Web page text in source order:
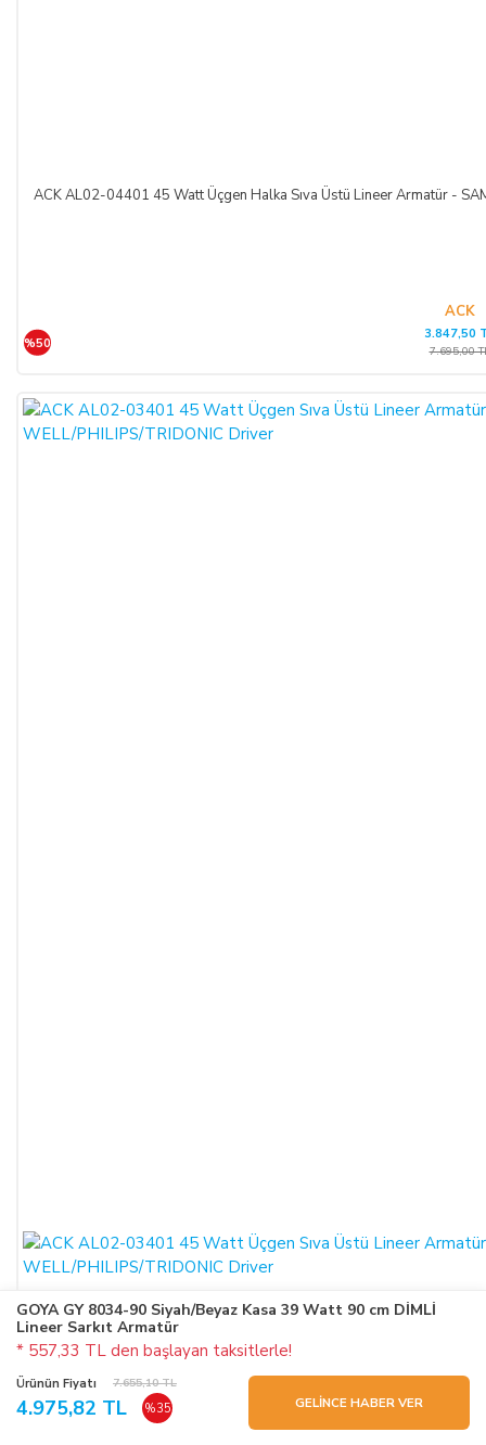
GOYA GY 8034-90 Siyah/Beyaz Kasa 39 Watt 90 cm DİMLİ
Lineer Sarkıt Armatür
* 557,33 TL den başlayan taksitlerle!
Ürünün Fiyatı 7.655,10 TL
4.975,82 TL %35 GELİNCE HABER VER
ACK AL02-04401 45 Watt Üçgen Halka Sıva Üstü Lineer Armatür -
ACK
%50
3.847,50
7.695,00